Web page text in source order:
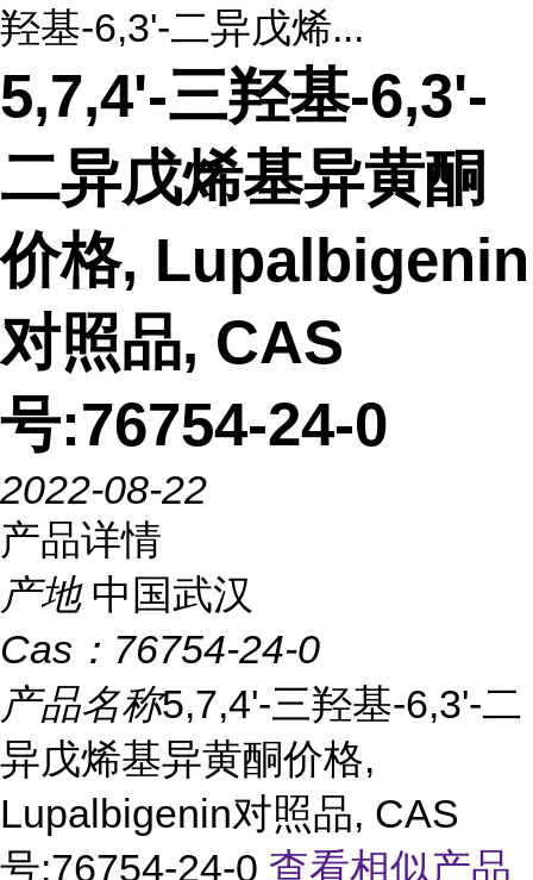
羟基-6,3'-二异戊烯...
5,7,4'-三羟基-6,3'-
二异戊烯基异黄酮
价格, Lupalbigenin
对照品, CAS
号:76754-24-0
2022-08-22
产品详情
产地 中国武汉
Cas： 76754-24-0
产品名称5,7,4'-三羟基-6,3'-二
异戊烯基异黄酮价格,
Lupalbigenin对照品, CAS
号:76754-24-0 查看相似产品